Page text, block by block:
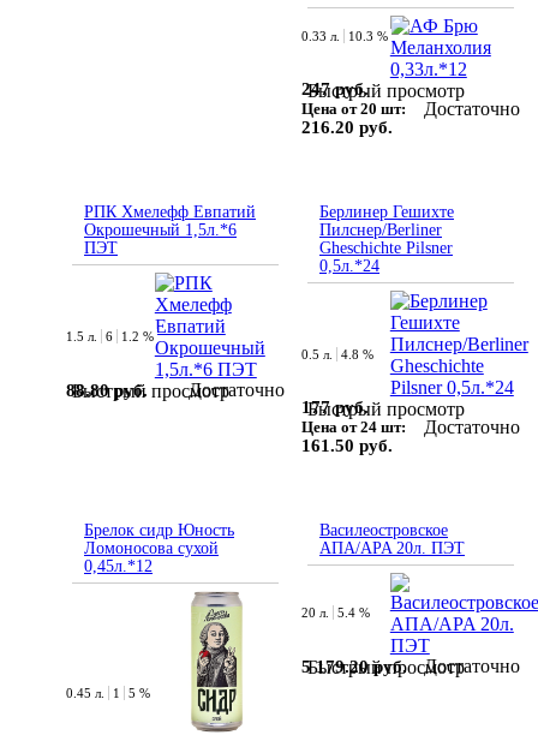
Быстрый просмотр
0.33 л. 10.3 %
247 руб.
Цена от 20 шт:
216.20 руб.
Достаточно
РПК Хмелефф Евпатий
Окрошечный 1,5л.*6
ПЭТ
Быстрый просмотр
1.5 л. 6 1.2 %
88.80 руб. Достаточно
Берлинер Гешихте
Пилснер/Berliner
Gheschichte Pilsner
0,5л.*24
Быстрый просмотр
0.5 л. 4.8 %
177 руб.
Цена от 24 шт:
161.50 руб.
Достаточно
Брелок сидр Юность
Ломоносова сухой
0,45л.*12
0.45 л. 1 5 %
Василеостровское
АПА/APA 20л. ПЭT
Быстрый просмотр
20 л. 5.4 %
5 179.20 руб. Достаточно